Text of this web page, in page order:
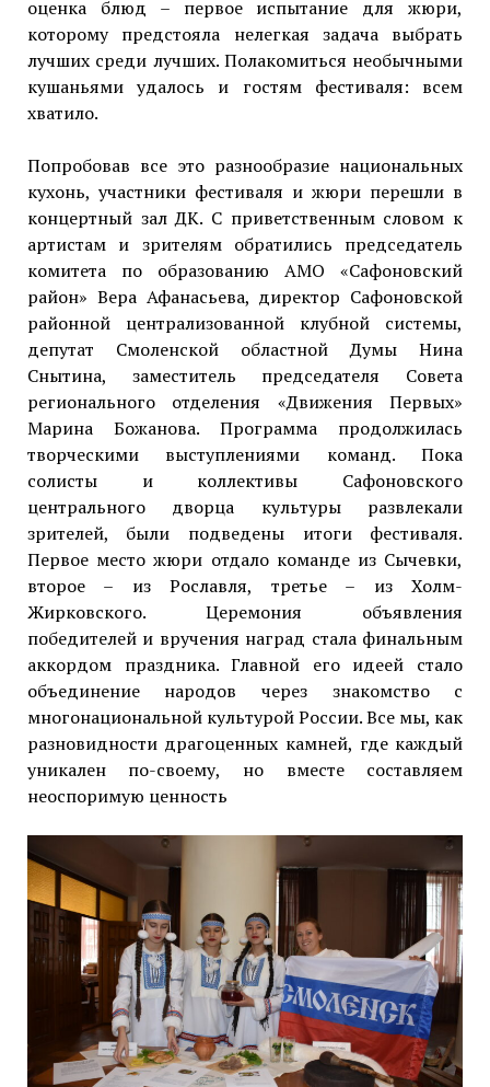
оценка блюд – первое испытание для жюри,
которому предстояла нелегкая задача выбрать
лучших среди лучших. Полакомиться необычными
кушаньями удалось и гостям фестиваля: всем
хватило.
Попробовав все это разнообразие национальных
кухонь, участники фестиваля и жюри перешли в
концертный зал ДК. С приветственным словом к
артистам и зрителям обратились председатель
комитета по образованию АМО «Сафоновский
район» Вера Афанасьева, директор Сафоновской
районной централизованной клубной системы,
депутат Смоленской областной Думы Нина
Снытина, заместитель председателя Совета
регионального отделения «Движения Первых»
Марина Божанова. Программа продолжилась
творческими выступлениями команд. Пока
солисты и коллективы Сафоновского
центрального дворца культуры развлекали
зрителей, были подведены итоги фестиваля.
Первое место жюри отдало команде из Сычевки,
второе – из Рославля, третье – из Холм-
Жирковского. Церемония объявления
победителей и вручения наград стала финальным
аккордом праздника. Главной его идеей стало
объединение народов через знакомство с
многонациональной культурой России. Все мы, как
разновидности драгоценных камней, где каждый
уникален по-своему, но вместе составляем
неоспоримую ценность